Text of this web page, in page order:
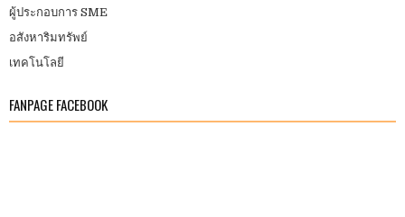
ผู้ประกอบการ SME
อสังหาริมทรัพย์
เทคโนโลยี
FANPAGE FACEBOOK